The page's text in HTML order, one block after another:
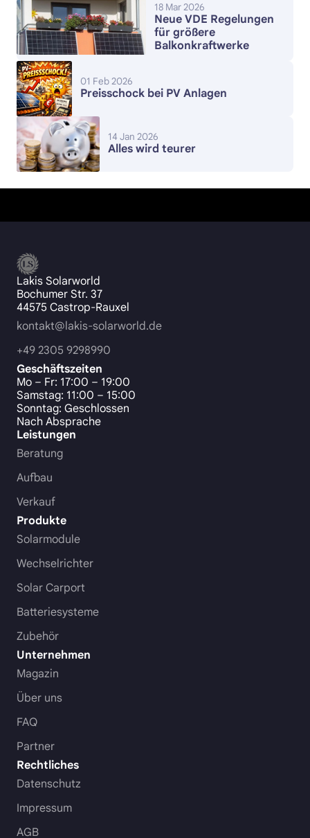
18 Mar 2026
Neue VDE Regelungen
für größere
Balkonkraftwerke
01 Feb 2026
Preisschock bei PV Anlagen
14 Jan 2026
Alles wird teurer
Lakis Solarworld
Bochumer Str. 37
44575 Castrop-Rauxel
kontakt@lakis-solarworld.de
+49 2305 9298990
Geschäftszeiten
Mo – Fr: 17:00 – 19:00
Samstag: 11:00 – 15:00
Sonntag: Geschlossen
Nach Absprache
Leistungen
Beratung
Aufbau
Verkauf
Produkte
Solarmodule
Wechselrichter
Solar Carport
Batteriesysteme
Zubehör
Unternehmen
Magazin
Über uns
FAQ
Partner
Rechtliches
Datenschutz
Impressum
AGB